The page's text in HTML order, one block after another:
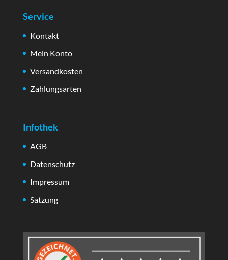
Service
Kontakt
Mein Konto
Versandkosten
Zahlungsarten
Infothek
AGB
Datenschutz
Impressum
Satzung